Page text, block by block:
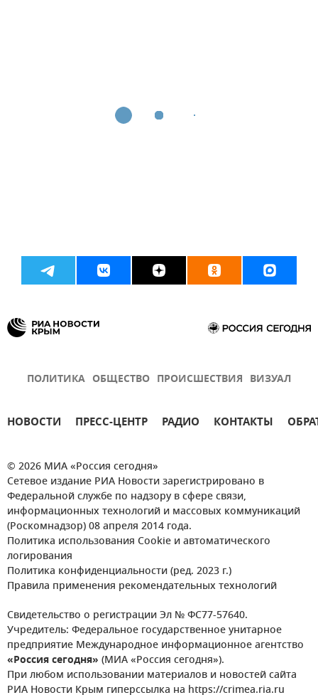
ПОЛИТИКА ОБЩЕСТВО ПРОИСШЕСТВИЯ ВИЗУАЛ
НОВОСТИ ПРЕСС-ЦЕНТР РАДИО КОНТАКТЫ
© 2026 МИА «Россия сегодня»
Сетевое издание РИА Новости зарегистрировано в
Федеральной службе по надзору в сфере связи,
информационных технологий и массовых коммуникаций
(Роскомнадзор) 08 апреля 2014 года.
Политика использования Cookie и автоматического
логирования
Политика конфиденциальности (ред. 2023 г.)
Правила применения рекомендательных технологий
Свидетельство о регистрации Эл № ФС77-57640.
Учредитель: Федеральное государственное унитарное
предприятие Международное информационное агентство
«Россия сегодня» (МИА «Россия сегодня»).
При любом использовании материалов и новостей сайта
РИА Новости Крым гиперссылка на https://crimea.ria.ru